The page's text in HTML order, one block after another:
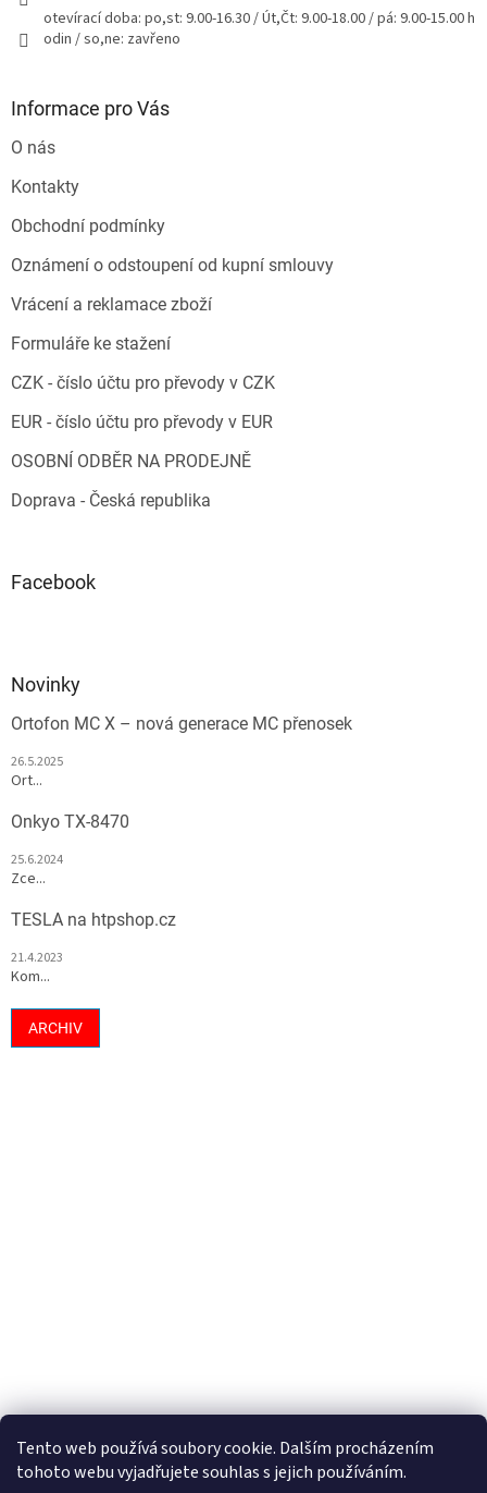
Tento web používá soubory cookie. Dalším procházením
tohoto webu vyjadřujete souhlas s jejich používáním.
otevírací doba: po,st: 9.00-16.30 / Út,Čt: 9.00-18.00 / pá: 9.00-15.00 h
odin / so,ne: zavřeno
Informace pro Vás
O nás
Kontakty
Obchodní podmínky
Oznámení o odstoupení od kupní smlouvy
Vrácení a reklamace zboží
Formuláře ke stažení
CZK - číslo účtu pro převody v CZK
EUR - číslo účtu pro převody v EUR
OSOBNÍ ODBĚR NA PRODEJNĚ
Doprava - Česká republika
Facebook
Novinky
Ortofon MC X – nová generace MC přenosek
26.5.2025
Ort...
Onkyo TX-8470
25.6.2024
Zce...
TESLA na htpshop.cz
21.4.2023
Kom...
ARCHIV